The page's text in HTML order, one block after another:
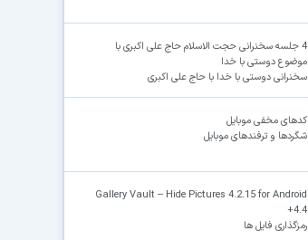
4 جلسه سخنرانی حجت الاسلام حاج علی اکبری با
موضوع دوستی با خدا
سخنرانی دوستی با خدا با حاج علی اکبری
کدهای مخفی موبایل
شگردها و ترفندهای موبایل
Gallery Vault – Hide Pictures 4.2.15 for Android
+4.4
رمزگذاری فایل ها